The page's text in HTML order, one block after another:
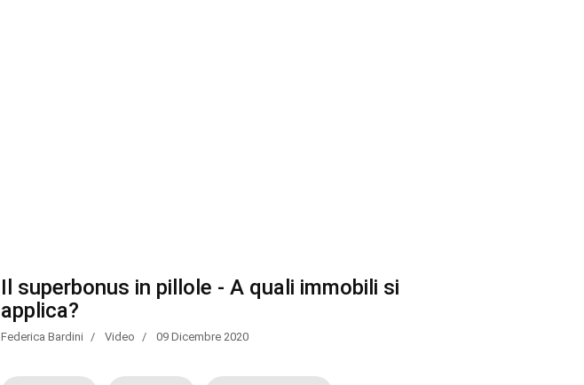
Il superbonus in pillole - A quali immobili si
applica?
Federica Bardini Video 09 Dicembre 2020